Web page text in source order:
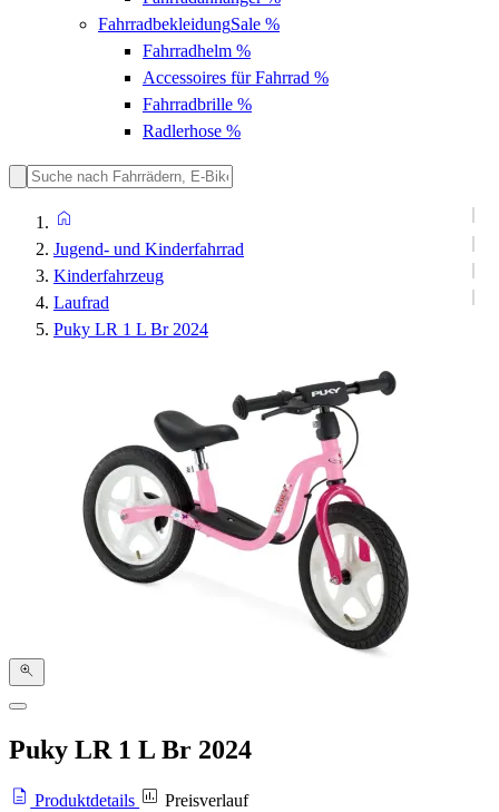
FahrradbekleidungSale %
Fahrradhelm %
Accessoires für Fahrrad %
Fahrradbrille %
Radlerhose %
Jugend- und Kinderfahrrad
Kinderfahrzeug
Laufrad
Puky LR 1 L Br 2024
Puky LR 1 L Br 2024
Produktdetails
Preisverlauf